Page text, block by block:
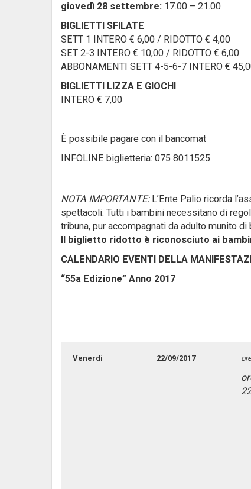
giovedì 28 settembre: 17.00 – 21.00
BIGLIETTI SFILATE
SETT 1 INTERO € 6,00 / RIDOTTO € 4,00
SET 2-3 INTERO € 10,00 / RIDOTTO € 6,00
ABBONAMENTI SETT 4-5-6-7 INTERO €
BIGLIETTI LIZZA E GIOCHI
INTERO € 7,00
È possibile pagare con il bancomat
INFOLINE biglietteria: 075 8011525
NOTA IMPORTANTE: L’Ente Palio ricorda
spettacoli. Tutti i bambini necessitano di
tribuna, pur accompagnati da adulto munito di
Il biglietto ridotto è riconosciuto ai
CALENDARIO EVENTI DELLA
“55a Edizione” Anno 2017
Venerdì 22/09/2017